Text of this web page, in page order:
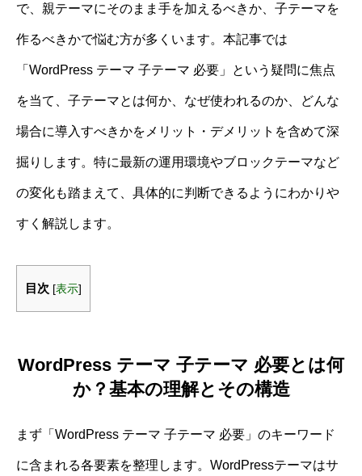
で、親テーマにそのまま手を加えるべきか、子テーマを
作るべきかで悩む方が多くいます。本記事では
「WordPress テーマ 子テーマ 必要」という疑問に焦点
を当て、子テーマとは何か、なぜ使われるのか、どんな
場合に導入すべきかをメリット・デメリットを含めて深
掘りします。特に最新の運用環境やブロックテーマなど
の変化も踏まえて、具体的に判断できるようにわかりや
すく解説します。
目次 [表示]
WordPress テーマ 子テーマ 必要とは何
か？基本の理解とその構造
まず「WordPress テーマ 子テーマ 必要」のキーワード
に含まれる各要素を整理します。WordPressテーマはサ